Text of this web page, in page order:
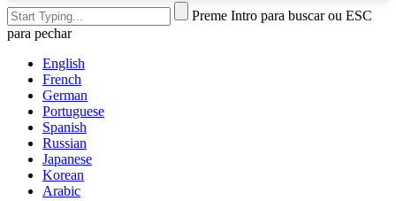
Preme Intro para buscar ou ESC
para pechar
English
French
German
Portuguese
Spanish
Russian
Japanese
Korean
Arabic